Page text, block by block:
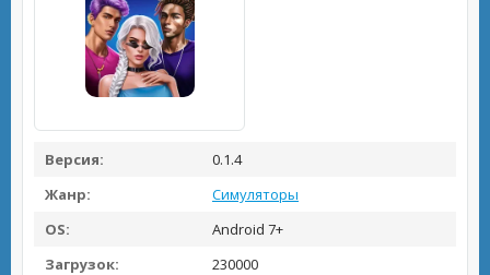
Версия:
0.1.4
Жанр:
Симуляторы
OS:
Android 7+
Загрузок:
230000